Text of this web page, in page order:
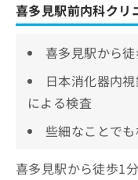
喜多見駅前内科クリ
喜多見駅から
日本消化器内
による検査
些細なことで
喜多見駅から徒歩1